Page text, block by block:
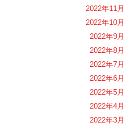
2022年11月
2022年10月
2022年9月
2022年8月
2022年7月
2022年6月
2022年5月
2022年4月
2022年3月